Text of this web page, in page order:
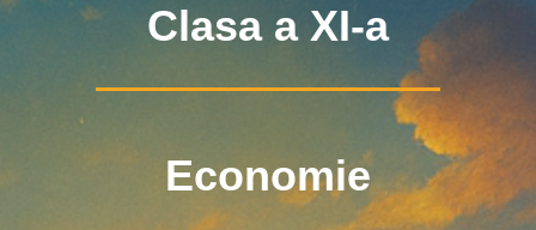
Clasa a XI-a
Economie